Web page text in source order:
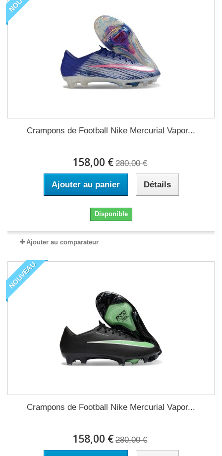
Crampons de Football Nike Mercurial Vapor...
158,00 € 280,00 €
Ajouter au panier Détails
Disponible
Ajouter au comparateur
NOUVEAU
Crampons de Football Nike Mercurial Vapor...
158,00 € 280,00 €